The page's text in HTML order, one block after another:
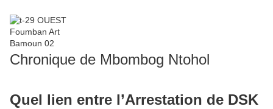
Chronique de Mbombog Ntohol
Quel lien entre l’Arrestation de DSK